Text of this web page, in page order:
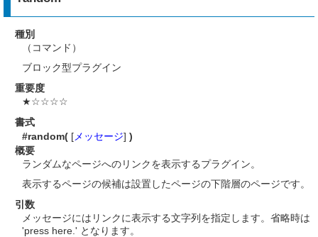
種別
（コマンド）
ブロック型プラグイン
重要度
★☆☆☆☆
書式
#random( [ メッセージ] )
概要
ランダムなページへのリンクを表示するプラグイン。
表示するページの候補は設置したページの下階層のページです。
引数
メッセージにはリンクに表示する文字列を指定します。省略時は
'press here.' となります。